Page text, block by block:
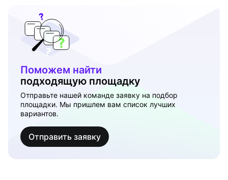
Поможем найти
подходящую площадку
Отправьте нашей команде заявку на подбор
площадки. Мы пришлем вам список лучших
вариантов.
Отправить заявку